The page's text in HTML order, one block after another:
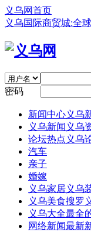
义乌网首页
义乌国际商贸城:全
密码
新闻中心义乌
义乌新闻 义乌
论坛热点 义乌
汽车
亲子
婚嫁
义乌家居义乌
义乌美食搜罗
义乌大全最全
网络新闻最新